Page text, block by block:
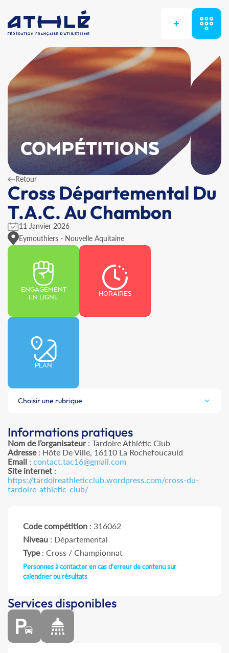
+
COMPÉTITIONS
Retour
Cross Départemental Du
T.A.C. Au Chambon
11 Janvier 2026
Eymouthiers - Nouvelle Aquitaine
ENGAGEMENT
EN LIGNE
HORAIRES
PLAN
Choisir une rubrique
Informations pratiques
Nom de l’organisateur: Tardoire Athlétic Club
Adresse: Hôte De Ville, 16110 La Rochefoucauld
Email : contact.tac16@gmail.com
Site internet :
https://tardoireathleticclub.wordpress.com/cross-du-
tardoire-athletic-club/
Code compétition : 316062
Niveau : Départemental
Type: Cross / Championnat
Personnes à contacter en cas d'erreur de contenu sur
calendrier ou résultats
Services disponibles